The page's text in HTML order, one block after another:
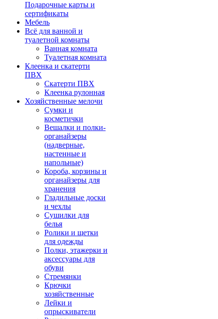
Подарочные карты и
сертификаты
Мебель
Всё для ванной и
туалетной комнаты
Ванная комната
Туалетная комната
Клеенка и скатерти
ПВХ
Скатерти ПВХ
Клеенка рулонная
Хозяйственные мелочи
Сумки и
косметички
Вешалки и полки-
органайзеры
(надверные,
настенные и
напольные)
Короба, корзины и
органайзеры для
хранения
Гладильные доски
и чехлы
Сушилки для
белья
Ролики и щетки
для одежды
Полки, этажерки и
аксессуары для
обуви
Стремянки
Крючки
хозяйственные
Лейки и
опрыскиватели